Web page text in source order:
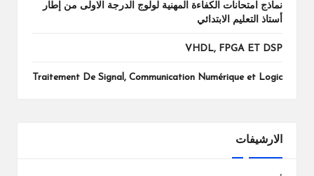
نماذج امتحانات الكفاءة المهنية لولوج الدرجة الاولى من إطار
أستاذ التعليم الابتدائي
VHDL, FPGA ET DSP
Traitement De Signal, Communication Numérique et Logic
الارشيفات